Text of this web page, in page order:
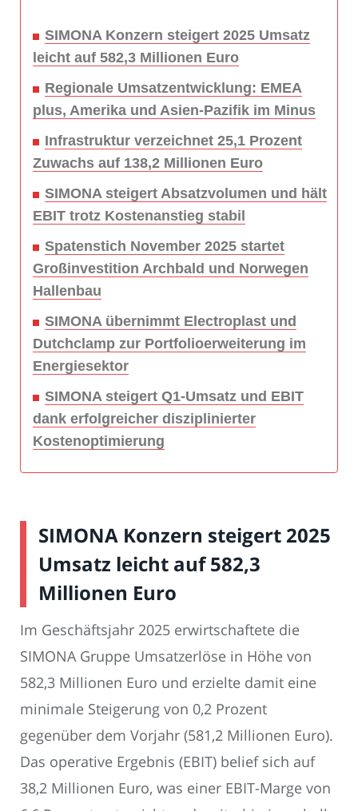
SIMONA Konzern steigert 2025 Umsatz
leicht auf 582,3 Millionen Euro
Regionale Umsatzentwicklung: EMEA
plus, Amerika und Asien-Pazifik im Minus
Infrastruktur verzeichnet 25,1 Prozent
Zuwachs auf 138,2 Millionen Euro
SIMONA steigert Absatzvolumen und hält
EBIT trotz Kostenanstieg stabil
Spatenstich November 2025 startet
Großinvestition Archbald und Norwegen
Hallenbau
SIMONA übernimmt Electroplast und
Dutchclamp zur Portfolioerweiterung im
Energiesektor
SIMONA steigert Q1-Umsatz und EBIT
dank erfolgreicher disziplinierter
Kostenoptimierung
SIMONA Konzern steigert 2025
Umsatz leicht auf 582,3
Millionen Euro
Im Geschäftsjahr 2025 erwirtschaftete die
SIMONA Gruppe Umsatzerlöse in Höhe von
582,3 Millionen Euro und erzielte damit eine
minimale Steigerung von 0,2 Prozent
gegenüber dem Vorjahr (581,2 Millionen Euro).
Das operative Ergebnis (EBIT) belief sich auf
38,2 Millionen Euro, was einer EBIT-Marge von